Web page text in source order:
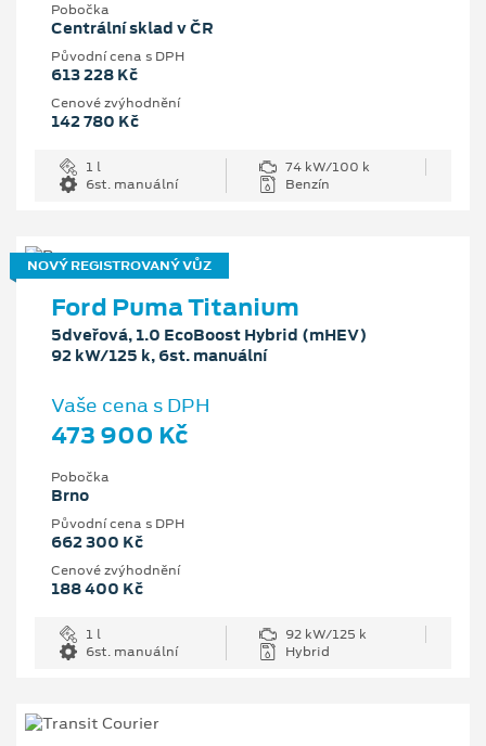
Pobočka
Centrální sklad v ČR
Původní cena s DPH
613 228 Kč
Cenové zvýhodnění
142 780 Kč
1 l
74 kW/100 k
6st. manuální
Benzín
NOVÝ REGISTROVANÝ VŮZ
Ford Puma Titanium
5dveřová, 1.0 EcoBoost Hybrid (mHEV)
92 kW/125 k, 6st. manuální
Vaše cena s DPH
473 900 Kč
Pobočka
Brno
Původní cena s DPH
662 300 Kč
Cenové zvýhodnění
188 400 Kč
1 l
92 kW/125 k
6st. manuální
Hybrid